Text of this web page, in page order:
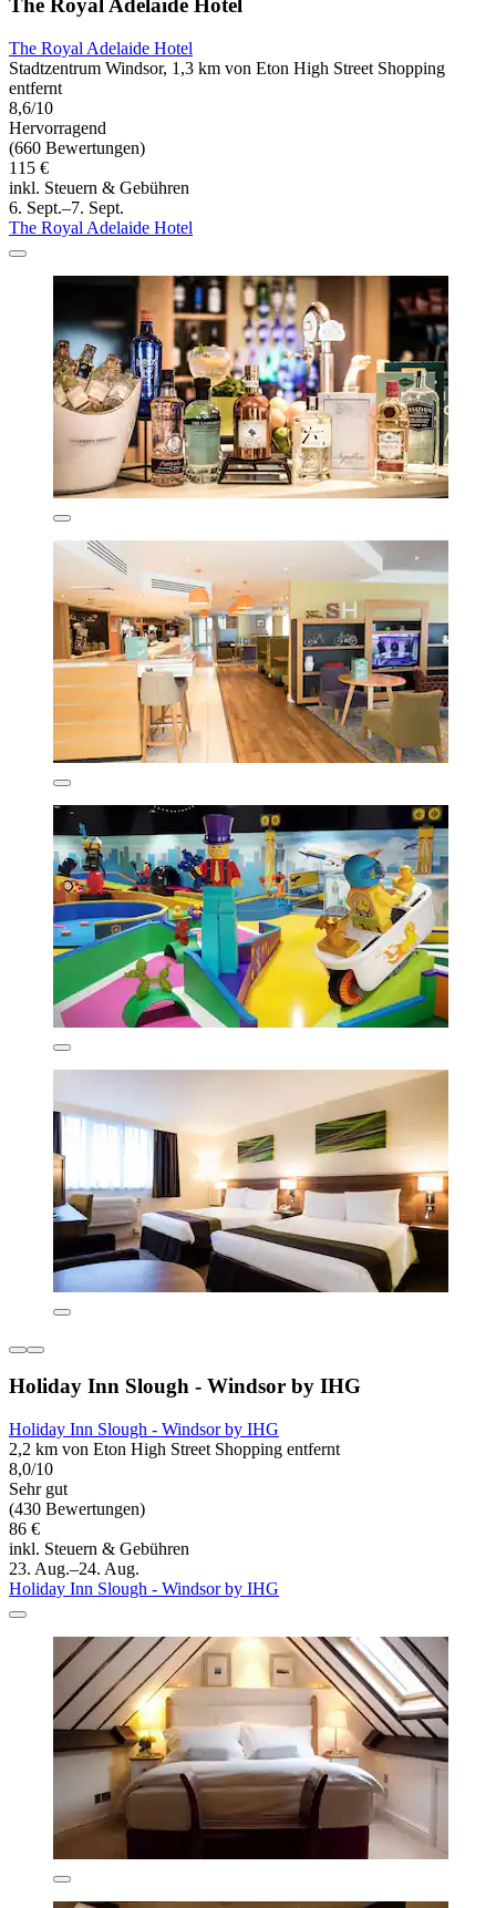
The Royal Adelaide Hotel
The Royal Adelaide Hotel
Stadtzentrum Windsor, 1,3 km von Eton High Street Shopping
entfernt
8,6/10
Hervorragend
(660 Bewertungen)
115 €
inkl. Steuern & Gebühren
6. Sept.–7. Sept.
The Royal Adelaide Hotel
Holiday Inn Slough - Windsor by IHG
Holiday Inn Slough - Windsor by IHG
2,2 km von Eton High Street Shopping entfernt
8,0/10
Sehr gut
(430 Bewertungen)
86 €
inkl. Steuern & Gebühren
23. Aug.–24. Aug.
Holiday Inn Slough - Windsor by IHG